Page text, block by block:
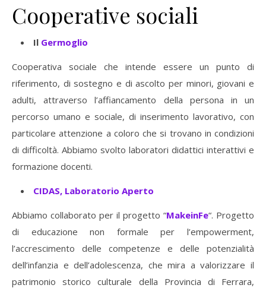
Cooperative sociali
Il Germoglio
Cooperativa sociale che intende essere un punto di
riferimento, di sostegno e di ascolto per minori, giovani e
adulti, attraverso l’affiancamento della persona in un
percorso umano e sociale, di inserimento lavorativo, con
particolare attenzione a coloro che si trovano in condizioni
di difficoltà. Abbiamo svolto laboratori didattici interattivi e
formazione docenti.
CIDAS, Laboratorio Aperto
Abbiamo collaborato per il progetto “MakeinFe“. Progetto
di educazione non formale per l’empowerment,
l’accrescimento delle competenze e delle potenzialità
dell’infanzia e dell’adolescenza, che mira a valorizzare il
patrimonio storico culturale della Provincia di Ferrara,